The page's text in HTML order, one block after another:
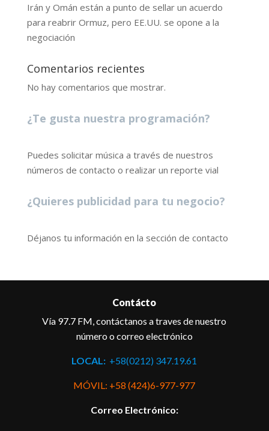
Irán y Omán están a punto de sellar un acuerdo
para reabrir Ormuz, pero EE.UU. se opone a la
negociación
Comentarios recientes
No hay comentarios que mostrar.
¿Te gusta nuestra programación?
Puedes solicitar música a través de nuestros
números de contacto o realizar un reporte vial
¿Quieres publicidad para tu negocio?
Déjanos tu información en la sección de contacto
Contácto
Vía 97.7 FM, contáctanos a traves de nuestro
número o correo electrónico
LOCAL: +58(0212) 347.19.61
MÓVIL: +58 (424)6-977-977
Correo Electrónico: